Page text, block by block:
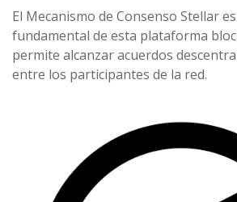
El Mecanismo de Consenso Stellar
fundamental de esta plataforma
permite alcanzar acuerdos
entre los participantes de la red.